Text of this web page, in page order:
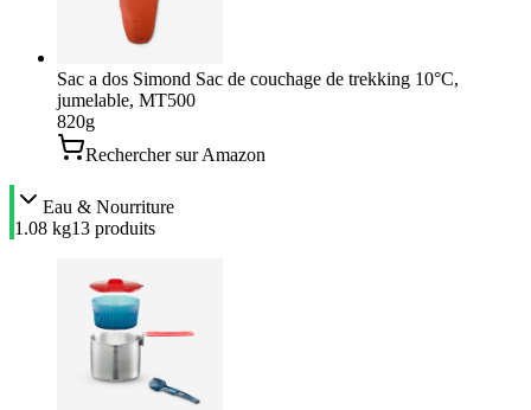
Sac a dos Simond Sac de couchage de trekking 10°C,
jumelable, MT500
820g
Rechercher sur Amazon
Eau & Nourriture
1.08 kg13 produits